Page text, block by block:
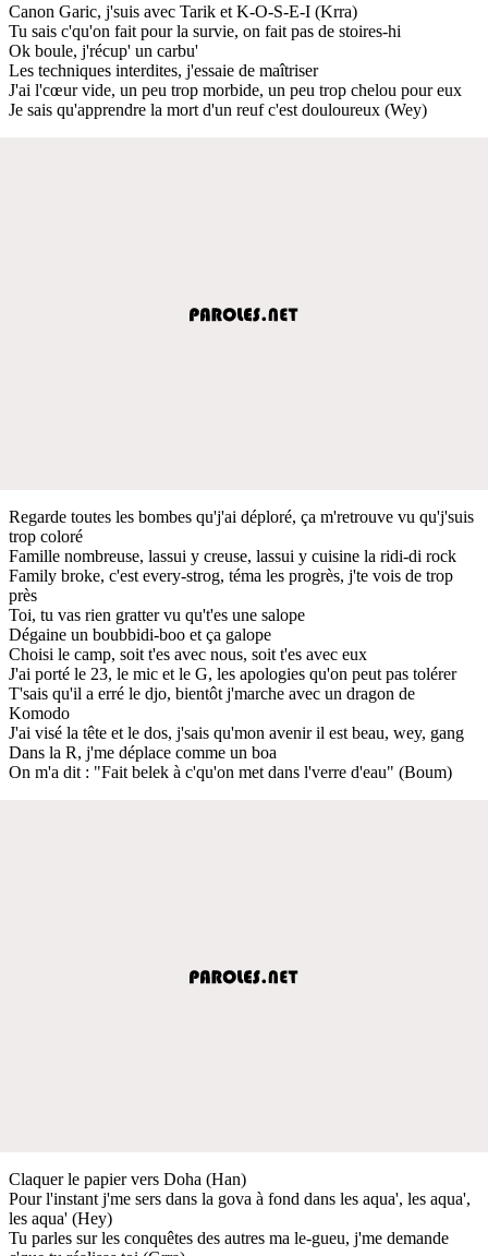
Canon Garic, j'suis avec Tarik et K-O-S-E-I (Krra)
Tu sais c'qu'on fait pour la survie, on fait pas de stoires-hi
Ok boule, j'récup' un carbu'
Les techniques interdites, j'essaie de maîtriser
J'ai l'cœur vide, un peu trop morbide, un peu trop chelou pour eux
Je sais qu'apprendre la mort d'un reuf c'est douloureux (Wey)
Regarde toutes les bombes qu'j'ai déploré, ça m'retrouve vu qu'j'suis
trop coloré
Famille nombreuse, lassui y creuse, lassui y cuisine la ridi-di rock
Family broke, c'est every-strog, téma les progrès, j'te vois de trop
près
Toi, tu vas rien gratter vu qu't'es une salope
Dégaine un boubbidi-boo et ça galope
Choisi le camp, soit t'es avec nous, soit t'es avec eux
J'ai porté le 23, le mic et le G, les apologies qu'on peut pas tolérer
T'sais qu'il a erré le djo, bientôt j'marche avec un dragon de
Komodo
J'ai visé la tête et le dos, j'sais qu'mon avenir il est beau, wey, gang
Dans la R, j'me déplace comme un boa
On m'a dit : "Fait belek à c'qu'on met dans l'verre d'eau" (Boum)
Claquer le papier vers Doha (Han)
Pour l'instant j'me sers dans la gova à fond dans les aqua', les aqua',
les aqua' (Hey)
Tu parles sur les conquêtes des autres ma le-gueu, j'me demande